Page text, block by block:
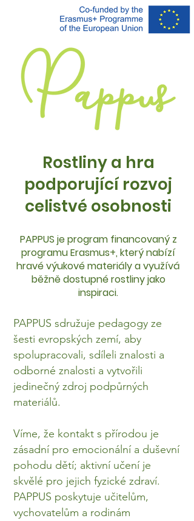
Rostliny a hra
podporující rozvoj
celistvé osobnosti
PAPPUS je program financovaný z
programu Erasmus+, který nabízí
hravé výukové materiály a využívá
běžně dostupné rostliny jako
inspiraci.
PAPPUS sdružuje pedagogy ze
šesti evropských zemí, aby
spolupracovali, sdíleli znalosti a
odborné znalosti a vytvořili
jedinečný zdroj podpůrných
materiálů.
Víme, že kontakt s přírodou je
zásadní pro emocionální a duševní
pohodu dětí; aktivní učení je
skvělé pro jejich fyzické zdraví.
PAPPUS poskytuje učitelům,
vychovatelům a rodinám